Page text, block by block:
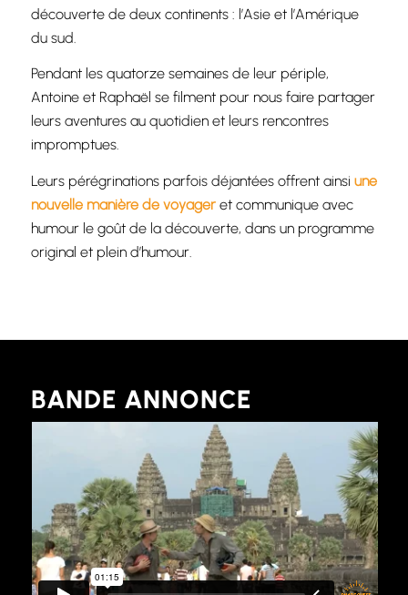
découverte de deux continents : l’Asie et l’Amérique
du sud.
Pendant les quatorze semaines de leur périple,
Antoine et Raphaël se filment pour nous faire partager
leurs aventures au quotidien et leurs rencontres
impromptues.
Leurs pérégrinations parfois déjantées offrent ainsi une
nouvelle manière de voyager et communique avec
humour le goût de la découverte, dans un programme
original et plein d’humour.
BANDE ANNONCE